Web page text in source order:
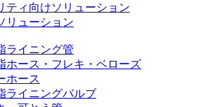
ティ向けソリューション
リューション
ライニング管
ホース・フレキ・ベローズ
ホース
ライニングバルブ